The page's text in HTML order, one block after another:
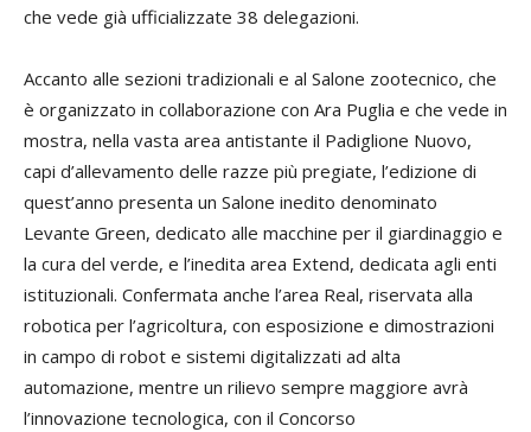
che vede già ufficializzate 38 delegazioni.
Accanto alle sezioni tradizionali e al Salone zootecnico, che
è organizzato in collaborazione con Ara Puglia e che vede in
mostra, nella vasta area antistante il Padiglione Nuovo,
capi d’allevamento delle razze più pregiate, l’edizione di
quest’anno presenta un Salone inedito denominato
Levante Green, dedicato alle macchine per il giardinaggio e
la cura del verde, e l’inedita area Extend, dedicata agli enti
istituzionali. Confermata anche l’area Real, riservata alla
robotica per l’agricoltura, con esposizione e dimostrazioni
in campo di robot e sistemi digitalizzati ad alta
automazione, mentre un rilievo sempre maggiore avrà
l’innovazione tecnologica, con il Concorso